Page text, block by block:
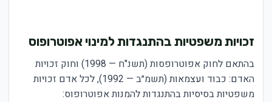
זכויות משפטיות בהתנגדות למינוי אפוטרופוס
בהתאם לחוק אפוטרופסות (תשנ"ח — 1998) וחוק זכויות
האדם: כבוד ועצמאות (תשמ״ב — 1992), לכל אדם זכויות
משפטיות בסיסיות בהתנגדות להמנות אפוטרופוס: